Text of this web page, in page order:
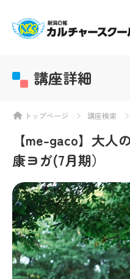
講座詳細
トップページ 講座検索
【me-gaco】大人
康ヨガ(7月期）